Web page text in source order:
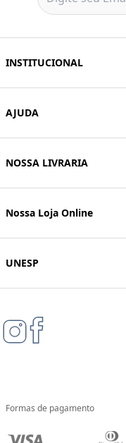
INSTITUCIONAL
AJUDA
NOSSA LIVRARIA
Nossa Loja Online
UNESP
Formas de pagamento